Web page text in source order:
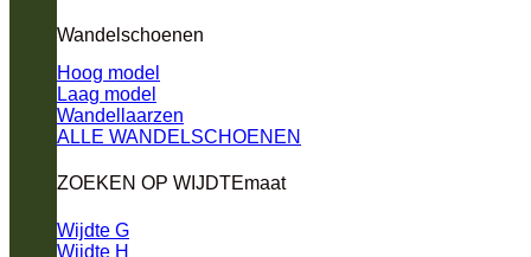
Wandelschoenen
Hoog model
Laag model
Wandellaarzen
ALLE WANDELSCHOENEN
ZOEKEN OP WIJDTEmaat
Wijdte G
Wijdte H